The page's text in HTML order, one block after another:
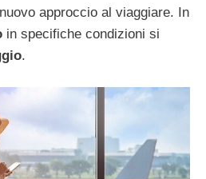
approccio al viaggiare. In
in specifiche condizioni si
.